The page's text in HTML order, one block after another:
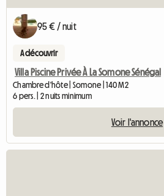
95 € / nuit
A découvrir
Villa Piscine Privée À La Somone Sénégal
Chambre d'hôte | Somone | 140 M2
6 pers. | 2 nuits minimum
Voir l'annonce